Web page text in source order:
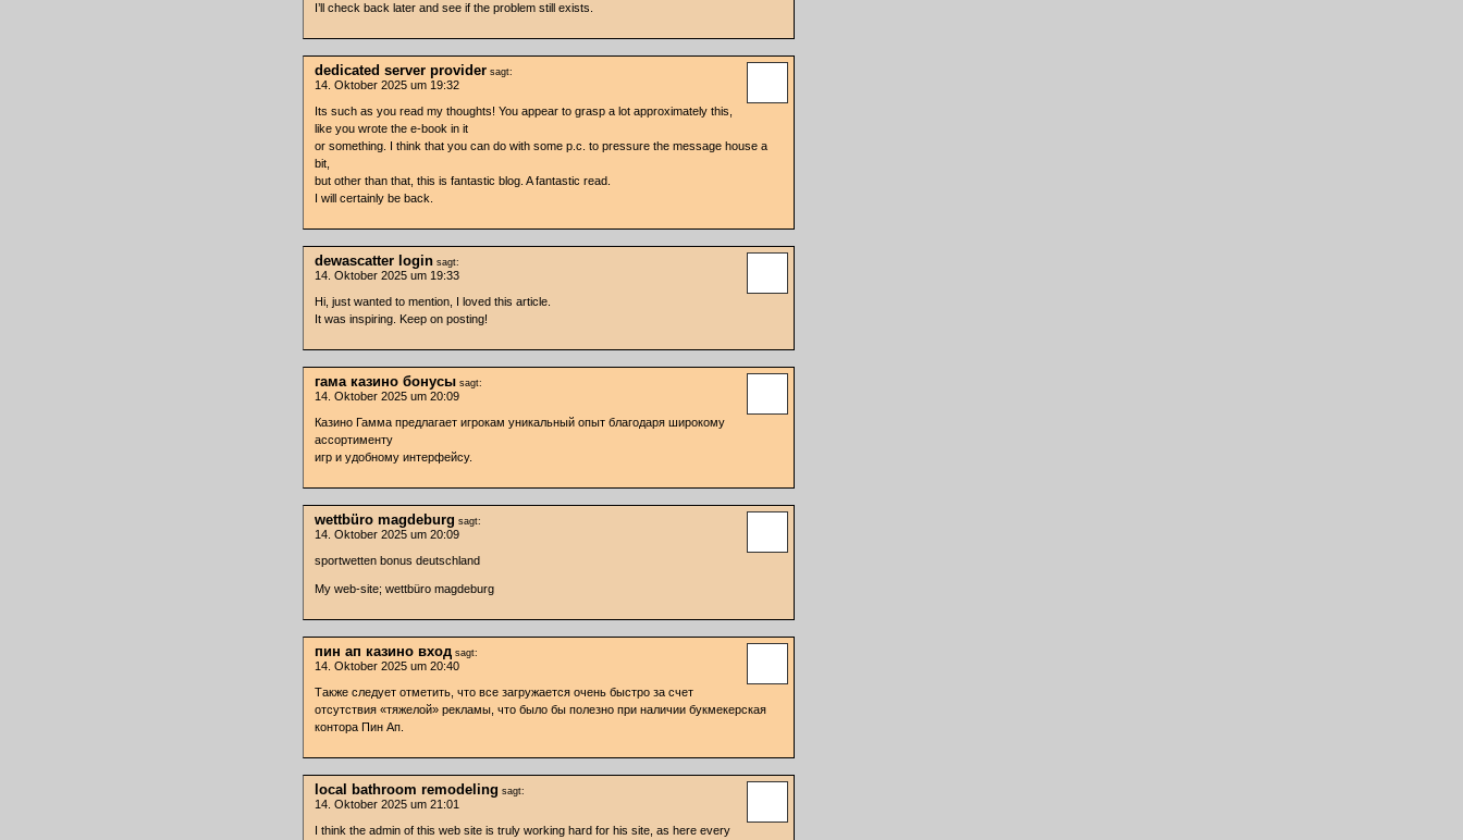
I’ll check back later and see if the problem still exists.
dedicated server provider sagt:
14. Oktober 2025 um 19:32
Its such as you read my thoughts! You appear to grasp a lot approximately this,
like you wrote the e-book in it
or something. I think that you can do with some p.c. to pressure the message house a
bit,
but other than that, this is fantastic blog. A fantastic read.
I will certainly be back.
dewascatter login sagt:
14. Oktober 2025 um 19:33
Hi, just wanted to mention, I loved this article.
It was inspiring. Keep on posting!
гама казино бонусы sagt:
14. Oktober 2025 um 20:09
Казино Гамма предлагает игрокам уникальный опыт благодаря широкому
ассортименту
игр и удобному интерфейсу.
wettbüro magdeburg sagt:
14. Oktober 2025 um 20:09
sportwetten bonus deutschland
My web-site; wettbüro magdeburg
пин ап казино вход sagt:
14. Oktober 2025 um 20:40
Также следует отметить, что все загружается очень быстро за счет
отсутствия «тяжелой» рекламы, что было бы полезно при наличии букмекерская
контора Пин Ап.
local bathroom remodeling sagt:
14. Oktober 2025 um 21:01
I think the admin of this web site is truly working hard for his site, as here every